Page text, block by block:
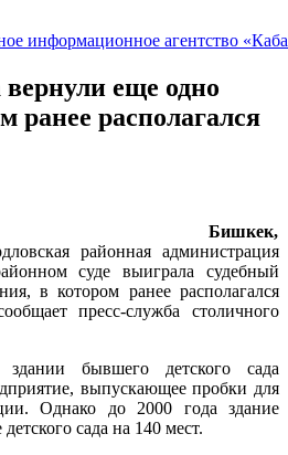
еще одно
ранее располагался
Бишкек,
районная администрация
суде выиграла судебный
в котором ранее располагался
пресс-служба столичного
бывшего детского сада
выпускающее пробки для
Однако до 2000 года здание
сада на 140 мест.